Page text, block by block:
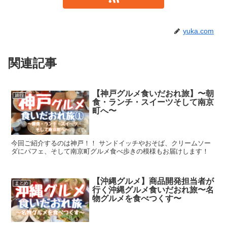
yuka.com
関連記事
旅行
【神戸グルメ食いだおれ旅】〜朝
食・ランチ・スイーツそして南京
町へ〜
今回ご紹介するのは神戸！！ サンドイッチやおそば、クリームソー
ダにパフェ、そして南京町グルメ食べ歩きの模様もお届けします！
まとめ
【沖縄グルメ】商品開発担当者が
行く沖縄グルメ食いだおれ旅〜名
物グルメを食べつくす〜